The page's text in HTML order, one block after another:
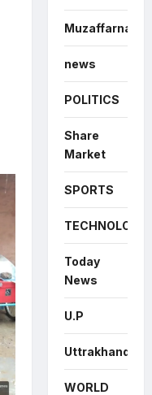
Muzaffarnagar
news
POLITICS
Share
Market
SPORTS
TECHNOLOGY
Today
News
U.P
Uttrakhand
WORLD